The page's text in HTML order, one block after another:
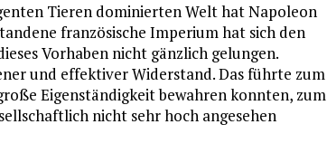
Tieren dominierten Welt hat Napoleon
französische Imperium hat sich den
Vorhaben nicht gänzlich gelungen.
und effektiver Widerstand. Das führte zum
Eigenständigkeit bewahren konnten, zum
nicht sehr hoch angesehen